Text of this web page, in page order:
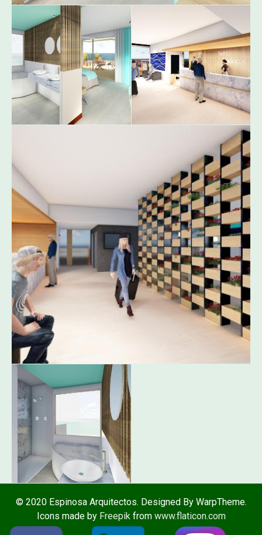
© 2020 Espinosa Arquitectos. Designed By WarpTheme.
Icons made by Freepik from www.flaticon.com